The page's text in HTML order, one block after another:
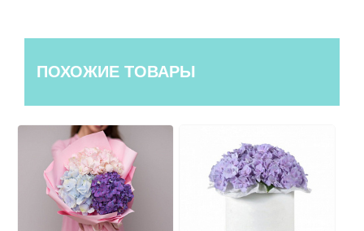
ПОХОЖИЕ ТОВАРЫ